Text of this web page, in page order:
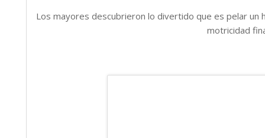
Los mayores descubrieron lo divertido que es pelar un
motricidad